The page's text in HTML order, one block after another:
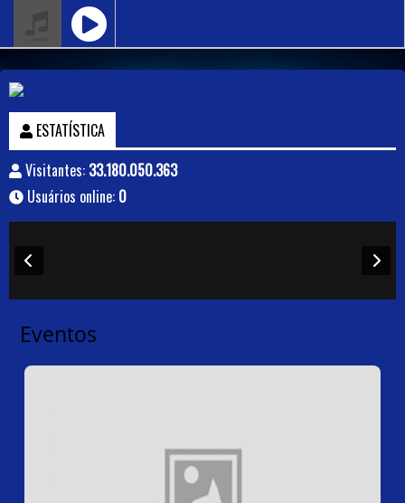
ESTATÍSTICA
Visitantes: 33.180.050.363
Usuários online: 0
Eventos